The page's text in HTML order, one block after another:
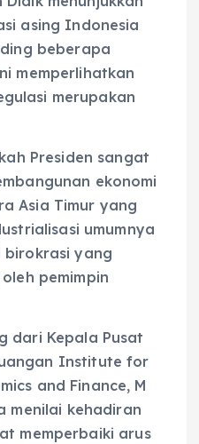
asing Indonesia
beberapa
memperlihatkan
merupakan
Presiden sangat
ekonomi
Asia Timur yang
umumnya
birokrasi yang
pemimpin
dari Kepala Pusat
Institute for
and Finance, M
menilai kehadiran
memperbaiki arus